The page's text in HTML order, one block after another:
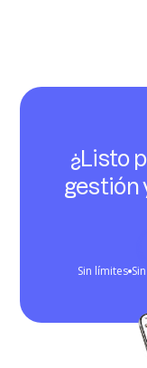
¿Listo
gestión
Sin límites